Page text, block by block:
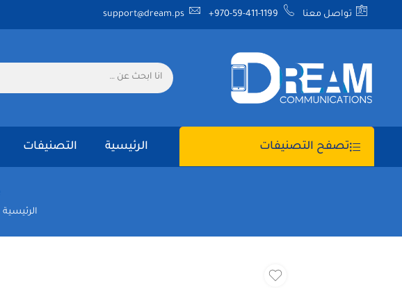
تواصل معنا +970-59-411-1199
تصفح التصنيفات الرئيسية التصنيفات
الرئيسية